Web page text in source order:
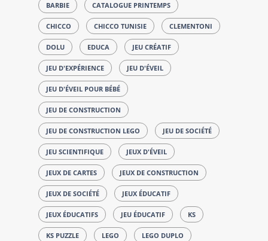
BARBIE CATALOGUE PRINTEMPS
CHICCO CHICCO TUNISIE CLEMENTONI
DOLU EDUCA JEU CRÉATIF
JEU D'EXPÉRIENCE JEU D'ÉVEIL
JEU D'ÉVEIL POUR BÉBÉ
JEU DE CONSTRUCTION
JEU DE CONSTRUCTION LEGO JEU DE SOCIÉTÉ
JEU SCIENTIFIQUE JEUX D'ÉVEIL
JEUX DE CARTES JEUX DE CONSTRUCTION
JEUX DE SOCIÉTÉ JEUX ÉDUCATIF
JEUX ÉDUCATIFS JEU ÉDUCATIF KS
KS PUZZLE LEGO LEGO DUPLO